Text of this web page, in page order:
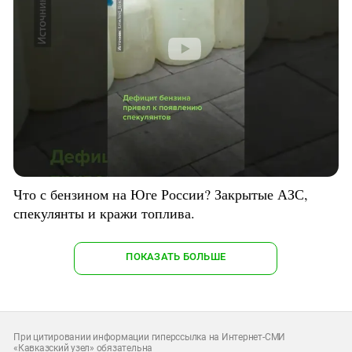
Что с бензином на Юге России? Закрытые АЗС,
спекулянты и кражи топлива.
ПОКАЗАТЬ БОЛЬШЕ
При цитировании информации гиперссылка на Интернет-СМИ
«Кавказский узел» обязательна